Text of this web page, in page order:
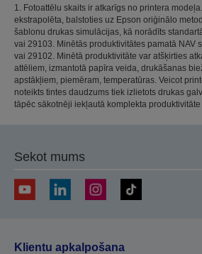
1. Fotoattēlu skaits ir atkarīgs no printera
ekstrapolēta, balstoties uz Epson oriģinālo
šablonu drukas simulācijas, kā norādīts
vai 29103. Minētās produktivitātes pamatā NAV
vai 29102. Minētā produktivitāte var atšķirties
attēliem, izmantotā papīra veida, drukāšanas
apstākļiem, piemēram, temperatūras. Veicot
noteikts tintes daudzums tiek izlietots drukas
tāpēc sākotnēji iekļautā komplekta produktivitāte
Sekot mums
Klientu apkalpošana